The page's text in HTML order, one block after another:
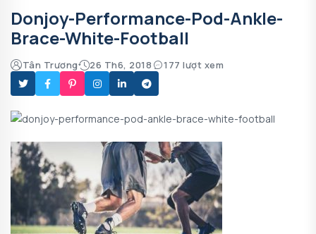
Donjoy-Performance-Pod-Ankle-
Brace-White-Football
Tân Trương 26 Th6, 2018 177 lượt xem